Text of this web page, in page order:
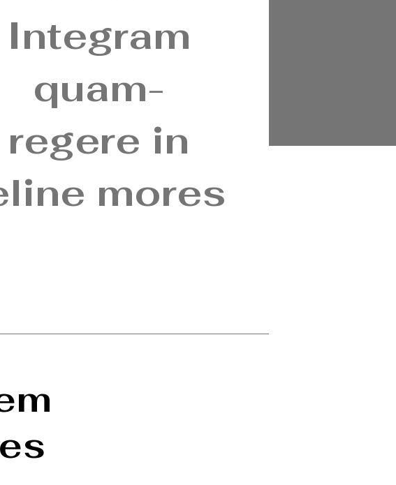
Integram
quam-
regere in
mores